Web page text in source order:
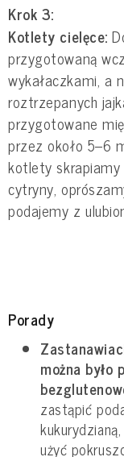
Krok 3:
Kotlety cielęce:
przygotowaną
wykałaczkami, a
roztrzepanych
przygotowane
przez około 5–6
kotlety
cytryny,
podajemy z
Porady
można było
zastąpić
użyć